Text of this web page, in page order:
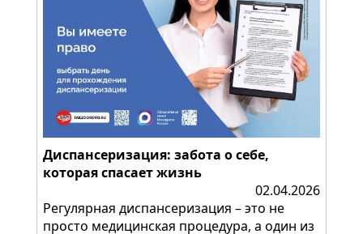
Диспансеризация: забота о себе,
которая спасает жизнь
02.04.2026
Регулярная диспансеризация – это не
просто медицинская процедура, а один из